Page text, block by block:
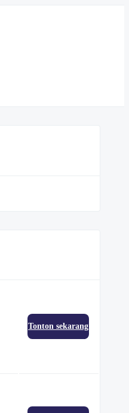
Tonton sekarang